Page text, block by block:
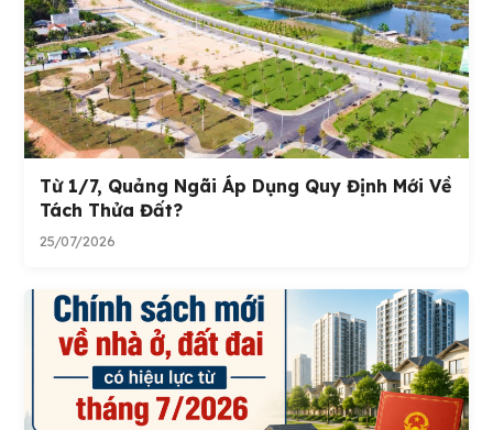
Từ 1/7, Quảng Ngãi Áp Dụng Quy Định Mới Về
Tách Thửa Đất?
25/07/2026